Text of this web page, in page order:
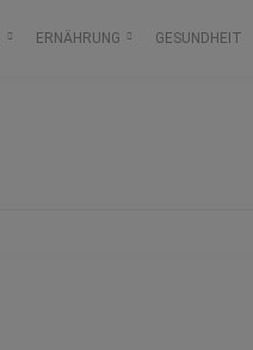
ERNÄHRUNG GESUNDHEIT